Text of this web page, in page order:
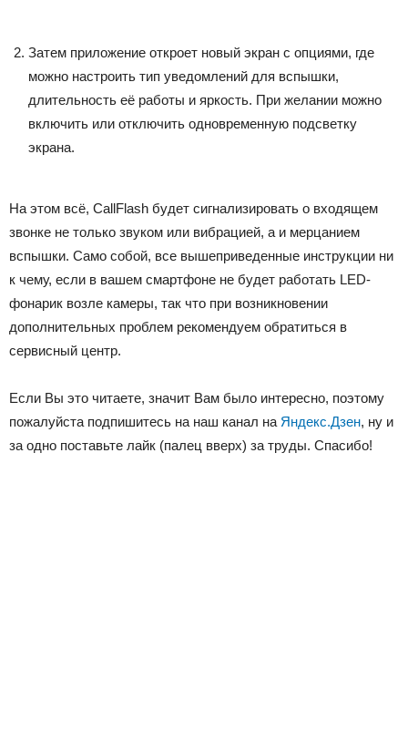
Затем приложение откроет новый экран с опциями, где
можно настроить тип уведомлений для вспышки,
длительность её работы и яркость. При желании можно
включить или отключить одновременную подсветку
экрана.
На этом всё, CallFlash будет сигнализировать о входящем
звонке не только звуком или вибрацией, а и мерцанием
вспышки. Само собой, все вышеприведенные инструкции ни
к чему, если в вашем смартфоне не будет работать LED-
фонарик возле камеры, так что при возникновении
дополнительных проблем рекомендуем обратиться в
сервисный центр.
Если Вы это читаете, значит Вам было интересно, поэтому
пожалуйста подпишитесь на наш канал на Яндекс.Дзен, ну и
за одно поставьте лайк (палец вверх) за труды. Спасибо!